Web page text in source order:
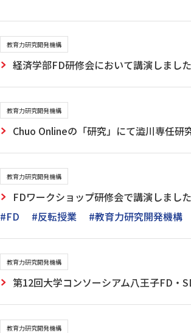
教育力研究開発機構
経済学部FD研修会において講演しました
教育力研究開発機構
Chuo Onlineの「研究」にて澁川専任研
教育力研究開発機構
FDワークショップ研修会で講演しました
#FD
#反転授業 #教育力研究開発機構
教育力研究開発機構
第12回大学コンソーシアム八王子FD・
教育力研究開発機構